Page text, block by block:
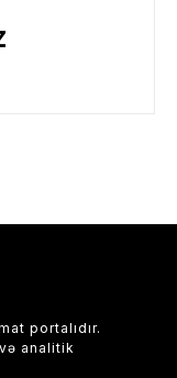
portalıdır.
analitik